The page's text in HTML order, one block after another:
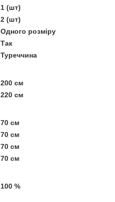
1 (шт)
2 (шт)
Одного розміру
Так
Туреччина
200 см
220 см
70 см
70 см
70 см
70 см
100 %